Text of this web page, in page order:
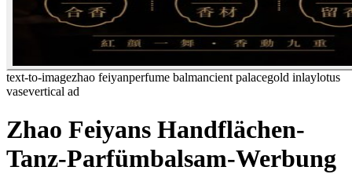
text-to-imagezhao feiyanperfume balmancient palacegold inlaylotus
vasevertical ad
Zhao Feiyans Handflächen-
Tanz-Parfümbalsam-Werbung